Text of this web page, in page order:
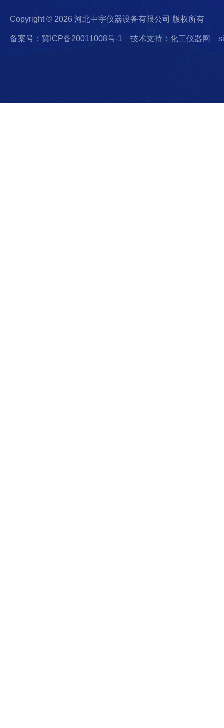
Copyright © 2026 河北中宇仪器设备有限公司 版权所有
备案号：冀ICP备20011008号-1 技术支持：化工仪器网